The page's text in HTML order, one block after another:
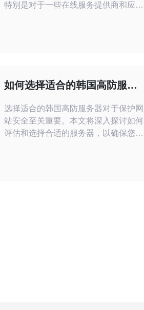
特别是对于一些在线服务提供商和应用
常重要的。韩国原生独享IP是指在韩国
本土的数据中心
如何选择适合的韩国高防服务
选择适合的韩国高防服务器对于保护网
站安全至关重要。本文将深入探讨如何
评估和选择合适的服务器，以确保您的